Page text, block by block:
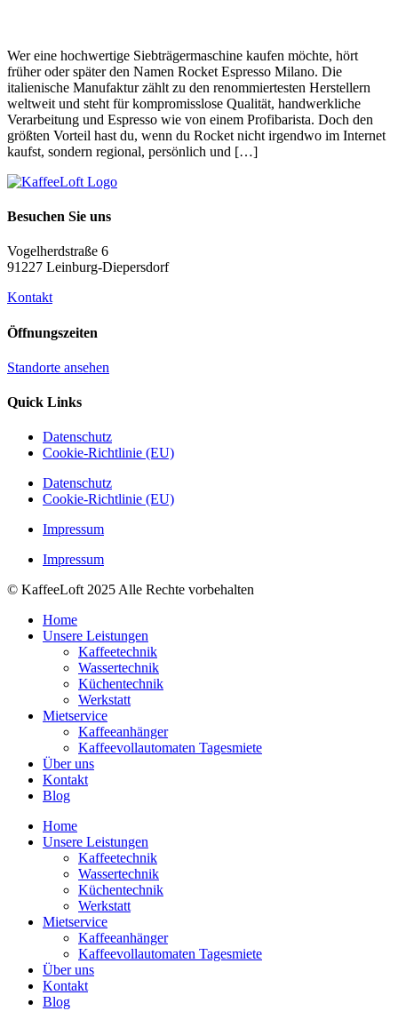
Wer eine hochwertige Siebträgermaschine kaufen möchte, hört
früher oder später den Namen Rocket Espresso Milano. Die
italienische Manufaktur zählt zu den renommiertesten Herstellern
weltweit und steht für kompromisslose Qualität, handwerkliche
Verarbeitung und Espresso wie von einem Profibarista. Doch den
größten Vorteil hast du, wenn du Rocket nicht irgendwo im Internet
kaufst, sondern regional, persönlich und […]
Besuchen Sie uns
Vogelherdstraße 6
91227 Leinburg-Diepersdorf
Kontakt
Öffnungszeiten
Standorte ansehen
Quick Links
Datenschutz
Cookie-Richtlinie (EU)
Datenschutz
Cookie-Richtlinie (EU)
Impressum
Impressum
© KaffeeLoft 2025 Alle Rechte vorbehalten
Home
Unsere Leistungen
Kaffeetechnik
Wassertechnik
Küchentechnik
Werkstatt
Mietservice
Kaffeeanhänger
Kaffeevollautomaten Tagesmiete
Über uns
Kontakt
Blog
Home
Unsere Leistungen
Kaffeetechnik
Wassertechnik
Küchentechnik
Werkstatt
Mietservice
Kaffeeanhänger
Kaffeevollautomaten Tagesmiete
Über uns
Kontakt
Blog